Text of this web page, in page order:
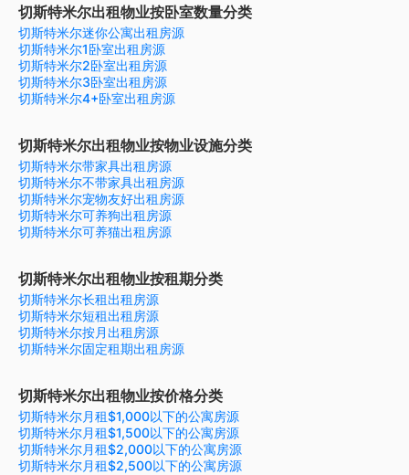
切斯特米尔出租物业按卧室数量分类
切斯特米尔迷你公寓出租房源
切斯特米尔1卧室出租房源
切斯特米尔2卧室出租房源
切斯特米尔3卧室出租房源
切斯特米尔4+卧室出租房源
切斯特米尔出租物业按物业设施分类
切斯特米尔带家具出租房源
切斯特米尔不带家具出租房源
切斯特米尔宠物友好出租房源
切斯特米尔可养狗出租房源
切斯特米尔可养猫出租房源
切斯特米尔出租物业按租期分类
切斯特米尔长租出租房源
切斯特米尔短租出租房源
切斯特米尔按月出租房源
切斯特米尔固定租期出租房源
切斯特米尔出租物业按价格分类
切斯特米尔月租$1,000以下的公寓房源
切斯特米尔月租$1,500以下的公寓房源
切斯特米尔月租$2,000以下的公寓房源
切斯特米尔月租$2,500以下的公寓房源